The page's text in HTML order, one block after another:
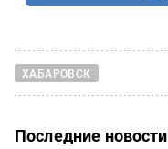
ХАБАРОВСК
Последние новости